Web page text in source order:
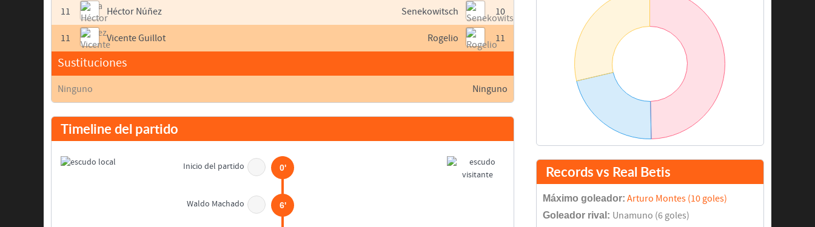
11 Héctor Núñez
11 Vicente Guillot
Sustituciones
Ninguno
10
Senekowitsch
11
Rogelio
Ninguno
Timeline del partido
Inicio del partido 0'
Waldo Machado 6'
Records vs Real Betis
Máximo goleador: Arturo Montes (10 goles)
Goleador rival: Unamuno (6 goles)